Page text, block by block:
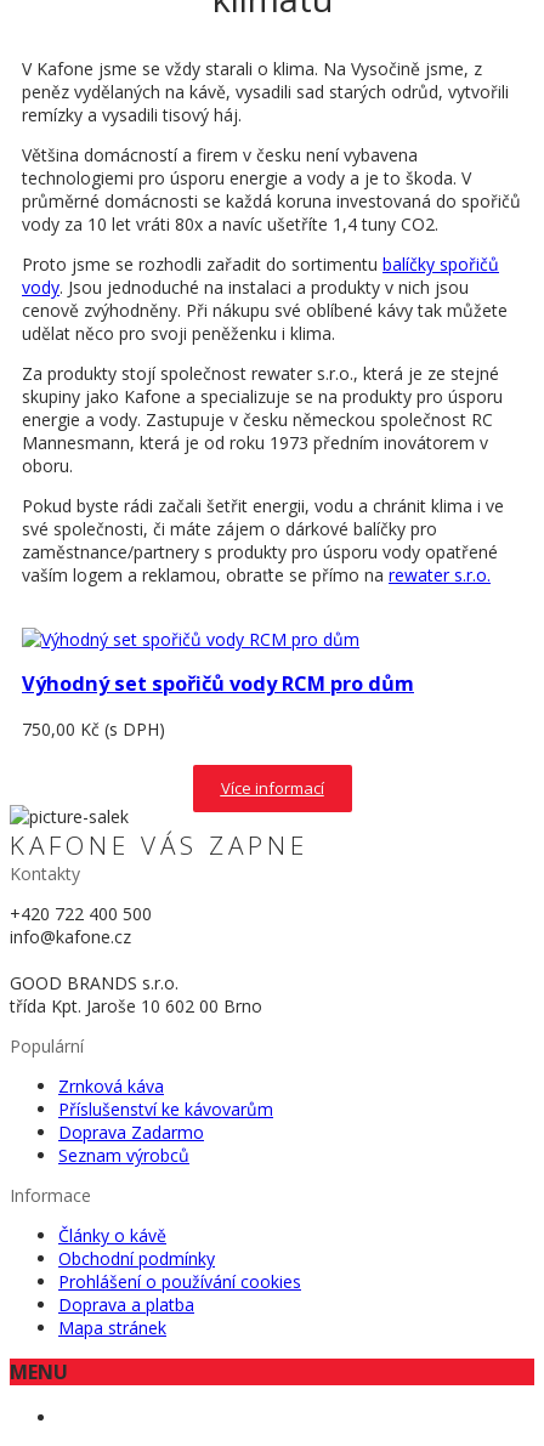
V Kafone jsme se vždy starali o klima. Na Vysočině jsme, z
peněz vydělaných na kávě, vysadili sad starých odrůd, vytvořili
remízky a vysadili tisový háj.
Většina domácností a firem v česku není vybavena
technologiemi pro úsporu energie a vody a je to škoda. V
průměrné domácnosti se každá koruna investovaná do spořičů
vody za 10 let vráti 80x a navíc ušetříte 1,4 tuny CO2.
Proto jsme se rozhodli zařadit do sortimentu balíčky spořičů
vody. Jsou jednoduché na instalaci a produkty v nich jsou
cenově zvýhodněny. Při nákupu své oblíbené kávy tak můžete
udělat něco pro svoji peněženku i klima.
Za produkty stojí společnost rewater s.r.o., která je ze stejné
skupiny jako Kafone a specializuje se na produkty pro úsporu
energie a vody. Zastupuje v česku německou společnost RC
Mannesmann, která je od roku 1973 předním inovátorem v
oboru.
Pokud byste rádi začali šetřit energii, vodu a chránit klima i ve
své společnosti, či máte zájem o dárkové balíčky pro
zaměstnance/partnery s produkty pro úsporu vody opatřené
vaším logem a reklamou, obraťte se přímo na rewater s.r.o.
Výhodný set spořičů vody RCM pro dům
750,00 Kč (s DPH)
Více informací
KAFONE VÁS ZAPNE
Kontakty
+420 722 400 500
info@kafone.cz
GOOD BRANDS s.r.o.
třída Kpt. Jaroše 10 602 00 Brno
Populární
Zrnková káva
Příslušenství ke kávovarům
Doprava Zadarmo
Seznam výrobců
Informace
Články o kávě
Obchodní podmínky
Prohlášení o používání cookies
Doprava a platba
Mapa stránek
MENU